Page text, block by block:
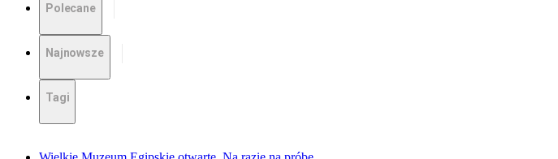
Polecane
Najnowsze
Tagi